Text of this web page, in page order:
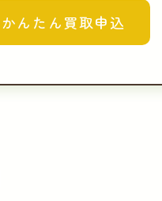
かんたん買取申込